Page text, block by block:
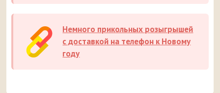
Немного прикольных розыгрышей
с доставкой на телефон к Новому
году